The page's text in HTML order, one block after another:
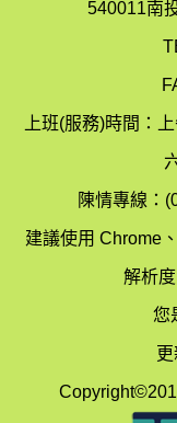
540011南
上班(服務)時間：
陳情專線：
建議使用 Chrome
解析
您